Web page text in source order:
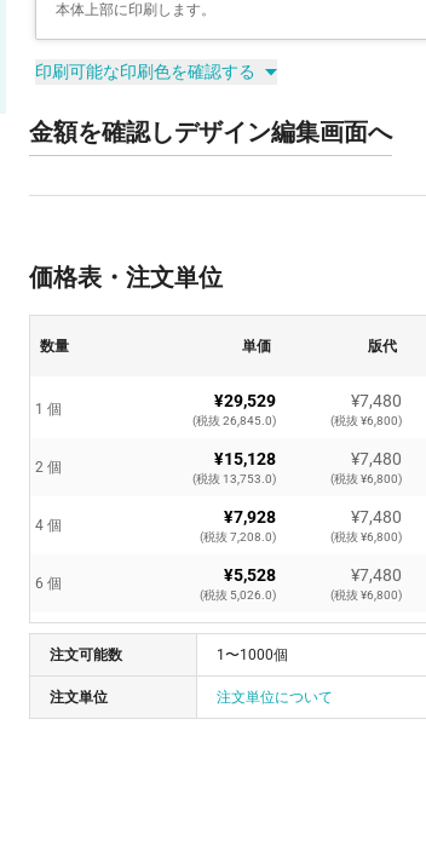
本体上部に印刷します。
印刷可能な印刷色を確認する
金額を確認しデザイン編集画面へ
価格表・注文単位
数量 単価 版代
1 個 ¥29,529
(税抜 26,845.0)
¥7,480
(税抜 ¥6,800)
2 個 ¥15,128
(税抜 13,753.0)
¥7,480
(税抜 ¥6,800)
4 個 ¥7,928
(税抜 7,208.0)
¥7,480
(税抜 ¥6,800)
6 個 ¥5,528
(税抜 5,026.0)
¥7,480
(税抜 ¥6,800)
¥4,329
(税抜 3,936.0)
¥7,480
10 個 ¥3,609
注文可能数 1〜1000個
注文単位 注文単位について